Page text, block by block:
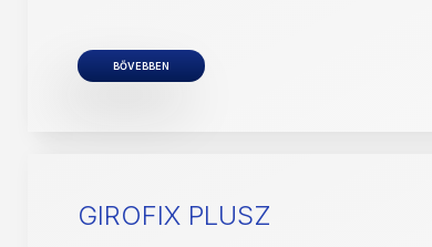
BŐVEBBEN
GIROFIX PLUSZ